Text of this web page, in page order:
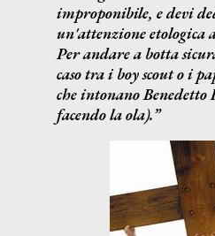
improponibile, e devi
un'attenzione etologica
Per andare a botta
caso tra i boy scout o i
che intonano
facendo la ola).